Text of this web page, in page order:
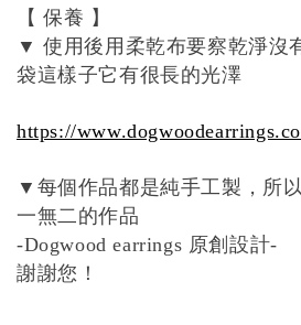
【 保養 】
▼使用後用柔乾布要察乾淨沒
袋這樣子它有很長的光澤
https://
▼ 每個作品都是純手工製，所
一無二的作品
-Dogwood earrings 原創設計-
謝謝您！